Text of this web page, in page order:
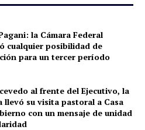
la Cámara Federal
cualquier posibilidad de
para un tercer período
al frente del Ejecutivo, la
llevó su visita pastoral a Casa
con un mensaje de unidad